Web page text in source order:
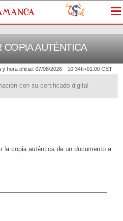
y hora oficial: 07/08/2026 10:34h+01:00 CET
con su certificado digital
COPIA AUTÉNTICA
la copia auténtica de un documento a